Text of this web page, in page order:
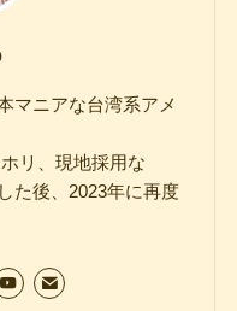
マニアな台湾系アメ
リ、現地採用な
た後、2023年に再度